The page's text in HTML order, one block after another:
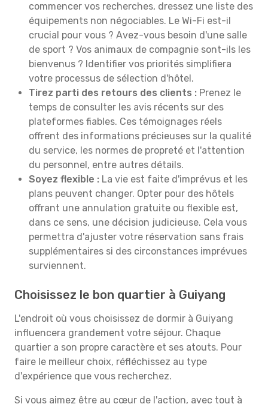
commencer vos recherches, dressez une liste des
équipements non négociables. Le Wi-Fi est-il
crucial pour vous ? Avez-vous besoin d'une salle
de sport ? Vos animaux de compagnie sont-ils les
bienvenus ? Identifier vos priorités simplifiera
votre processus de sélection d'hôtel.
Tirez parti des retours des clients : Prenez le
temps de consulter les avis récents sur des
plateformes fiables. Ces témoignages réels
offrent des informations précieuses sur la qualité
du service, les normes de propreté et l'attention
du personnel, entre autres détails.
Soyez flexible : La vie est faite d'imprévus et les
plans peuvent changer. Opter pour des hôtels
offrant une annulation gratuite ou flexible est,
dans ce sens, une décision judicieuse. Cela vous
permettra d'ajuster votre réservation sans frais
supplémentaires si des circonstances imprévues
surviennent.
Choisissez le bon quartier à Guiyang
L'endroit où vous choisissez de dormir à Guiyang
influencera grandement votre séjour. Chaque
quartier a son propre caractère et ses atouts. Pour
faire le meilleur choix, réfléchissez au type
d'expérience que vous recherchez.
Si vous aimez être au cœur de l'action, avec tout à